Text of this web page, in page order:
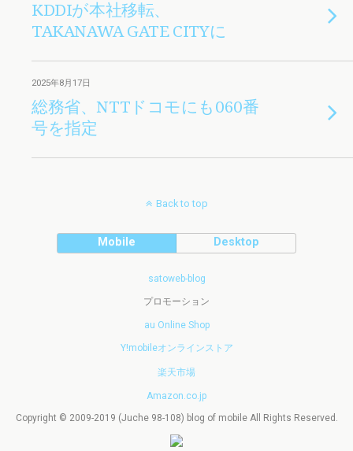
KDDIが本社移転、
TAKANAWA GATE CITYに
2025年8月17日
総務省、NTTドコモにも060番
号を指定
Back to top
Mobile Desktop
satoweb-blog
プロモーション
au Online Shop
Y!mobileオンラインストア
楽天市場
Amazon.co.jp
Copyright © 2009-2019 (Juche 98-108) blog of mobile All Rights Reserved.